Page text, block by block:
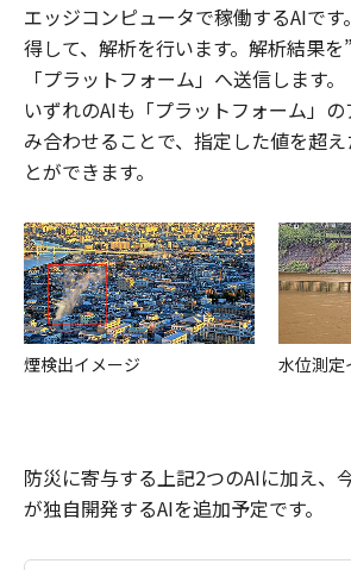
エッジコンピュータで稼働するAIで
得して、解析を行います。解析結果
「プラットフォーム」へ送信します。
いずれのAIも「プラットフォーム」
み合わせることで、指定した値を超
とができます。
煙検出イメージ 水位測定
防災に寄与する上記2つのAIに加え、
が独自開発するAIを追加予定です。